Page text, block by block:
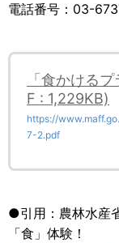
電話番号：03-
「食かける
F : 1,229KB)
https://
7-2.pdf
●引用：農林水産
「食」体験！